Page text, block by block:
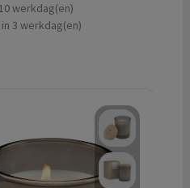
werkdag(en)
3 werkdag(en)